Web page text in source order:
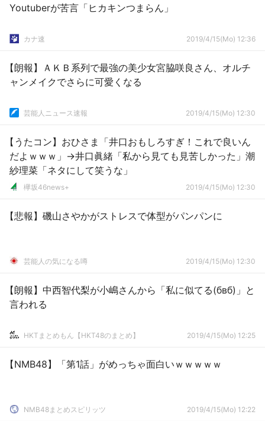
Youtuberが苦言「ヒカキンつまらん」
カナ速 2019/4/15(Mo) 12:36
【朗報】ＡＫＢ系列で最強の美少女宮脇咲良さん、オルチ
ャンメイクでさらに可愛くなる
芸能人ニュース速報 2019/4/15(Mo) 12:30
【うたコン】おひさま「井口おもしろすぎ！これで良いん
だよｗｗｗ」→井口眞緒「私から見ても見苦しかった」潮
紗理菜「ネタにして笑うな」
欅坂46news+ 2019/4/15(Mo) 12:30
【悲報】磯山さやかがストレスで体型がパンパンに
芸能人の気になる噂 2019/4/15(Mo) 12:30
【朗報】中西智代梨が小嶋さんから「私に似てる(бвб)」と
言われる
HKTまとめもん【HKT48のまとめ】 2019/4/15(Mo) 12:25
【NMB48】「第1話」がめっちゃ面白いｗｗｗｗｗ
NMB48まとめスピリッツ 2019/4/15(Mo) 12:22